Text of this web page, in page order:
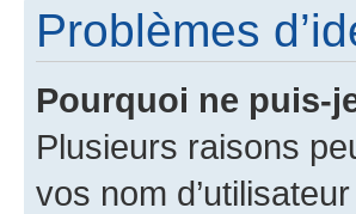
Problèmes
Pourquoi ne puis-
Plusieurs raisons
vos nom